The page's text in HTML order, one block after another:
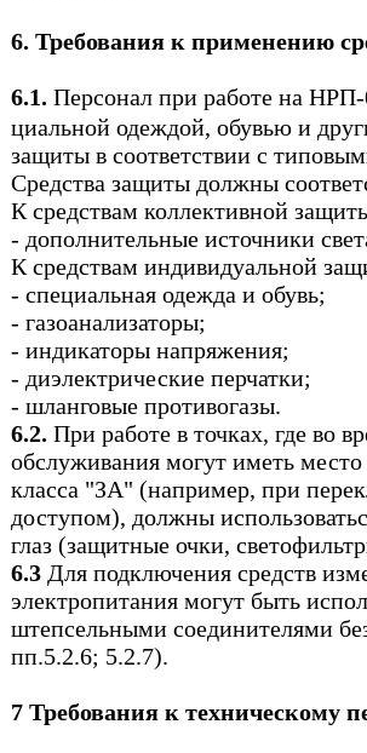
6. Требования к применению
6.1. Персонал при работе на
циальной одеждой, обувью и
защиты в соответствии с
Средства защиты должны
К средствам коллективной
- дополнительные источники
К средствам индивидуальной
- специальная одежда и обувь;
- газоанализаторы;
- индикаторы напряжения;
- диэлектрические перчатки;
- шланговые противогазы.
6.2. При работе в точках, где во
обслуживания могут иметь
класса "ЗА" (например, при
доступом), должны
глаз (защитные очки,
6.3 Для подключения средств
электропитания могут быть
штепсельными соединителями
пп.5.2.6; 5.2.7).
7 Требования к техническому